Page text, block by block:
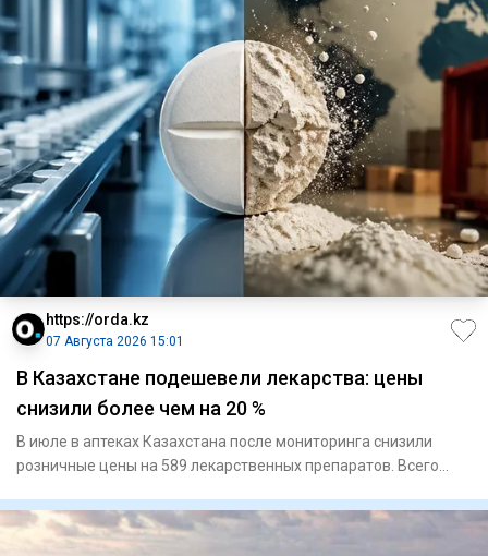
https://orda.kz
07 Августа 2026 15:01
В Казахстане подешевели лекарства: цены
снизили более чем на 20 %
В июле в аптеках Казахстана после мониторинга снизили
розничные цены на 589 лекарственных препаратов. Всего